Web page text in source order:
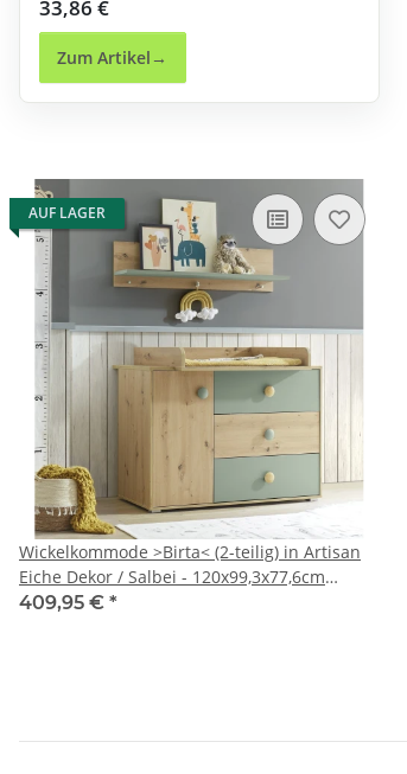
33,86 €
Zum Artikel
AUF LAGER
Wickelkommode >Birta< (2-teilig) in Artisan
Eiche Dekor / Salbei - 120x99,3x77,6cm
(B/H/T)
409,95 € *